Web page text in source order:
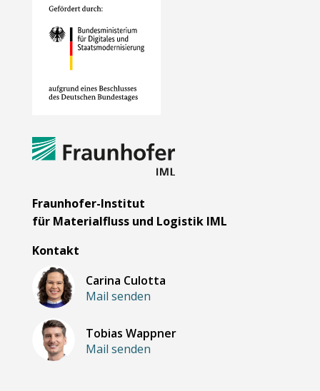
Fraunhofer-Institut
für Materialfluss und Logistik IML
Kontakt
Carina Culotta
Mail senden
Tobias Wappner
Mail senden